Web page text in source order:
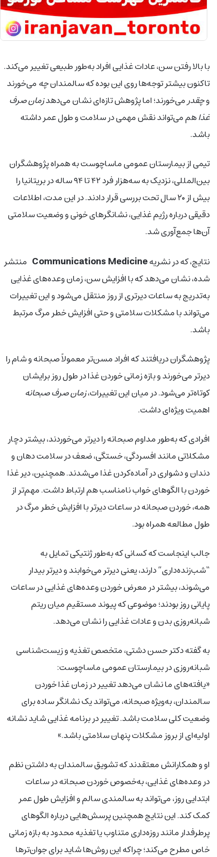
با بالا رفتن سن، عادات غذایی افراد به‌طور طبیعی تغییر می‌کند.
تاکنون بیشتر توجه‌ها روی این بوده که سالمندانچه می‌خورند
وچقدرمی‌خورند؛ اما پژوهش تازه‌ای نشان می‌دهدزمان صرف
غذاهم می‌تواند نقش مهمی در سلامت و طول عمر داشته
باشد.
تیمی از بیمارستان عمومی ماساچوست به همراه پژوهشگران
بین‌المللی، نزدیک به سه‌هزار فرد ۴۲ تا ۹۴ ساله در بریتانیا را
بیش از ۲۰ سال تحت بررسی قرار دادند. در این مدت، اطلاعات
دقیقی درباره رژیم غذایی، نشانگرهای خونی و وضعیت سلامتی
آن‌ها جمع‌آوری شد.
نتایج، که در نشریهCommunications Medicine منتشر
شده، نشان می‌دهد که با افزایش سن، زمان وعده‌های غذایی
به‌تدریج به ساعات دیرتری از روز منتقل می‌شود و این تغییرات
می‌تواند با مشکلات سلامتی و حتی افزایش خطر مرگ مرتبط
باشد.
پژوهشگران دریافتند که افراد مسن‌تر معمولاً صبحانه و شام را
دیرتر می‌خورند و بازه زمانی خوردن غذا در طول روز برایشان
کوتاه‌تر می‌شود. در میان این تغییرات،زمان صرف صبحانه
اهمیت ویژه‌ای داشت.
افرادی که به‌طور مداوم صبحانه را دیرتر می‌خوردند، بیشتر دچار
مشکلاتی مانند افسردگی، خستگی، ضعف در سلامت دهان و
دندان و دشواری در آماده‌کردن غذا می‌شدند. همچنین، دیر غذا
خوردن با الگوهای خواب نامناسب هم ارتباط داشت. مهم‌تر از
همه، خوردن صبحانه در ساعات دیرتر با افزایش خطر مرگ در
طول مطالعه همراه بود.
جالب اینجاست که کسانی که به‌طور ژنتیکی تمایل به
“شب‌زنده‌داری” دارند، یعنی دیرتر می‌خوابند و دیرتر بیدار
می‌شوند، بیشتر در معرض خوردن وعده‌های غذایی در ساعات
پایانی روز بودند؛ موضوعی که پیوند مستقیم میان ریتم
شبانه‌روزی بدن و عادات غذایی را نشان می‌دهد.
به گفته دکتر حسن دشتی، متخصص تغذیه و زیست‌شناسی
شبانه‌روزی در بیمارستان عمومی ماساچوست:
«یافته‌های ما نشان می‌دهد تغییر در زمان غذا خوردن
سالمندان، به‌ویژه صبحانه، می‌تواند یک نشانگر ساده برای
وضعیت کلی سلامت باشد. تغییر در برنامه غذایی شاید نشانه
اولیه‌ای از بروز مشکلات پنهان سلامتی باشد.»
او و همکارانش معتقدند که تشویق سالمندان به داشتن نظم
در وعده‌های غذایی، به‌خصوص خوردن صبحانه در ساعات
ابتدایی روز، می‌تواند به سالمندی سالم و افزایش طول عمر
کمک کند. این نتایج همچنین پرسش‌هایی درباره الگوهای
پرطرفدار مانند روزه‌داری متناوب یا تغذیه محدود به بازه زمانی
خاص مطرح می‌کند؛ چراکه این روش‌ها شاید برای جوان‌ترها